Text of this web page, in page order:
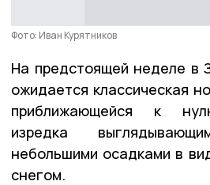
Фото: Иван Курятников
На предстоящей неделе в
ожидается классическая
приближающейся к
изредка
небольшими осадками в
снегом.